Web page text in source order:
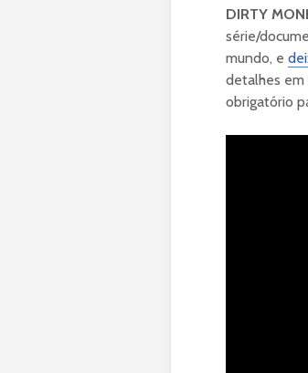
DIRTY
série/
mundo, e
detalhes em
obrigatório